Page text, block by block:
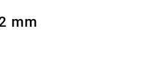
mm